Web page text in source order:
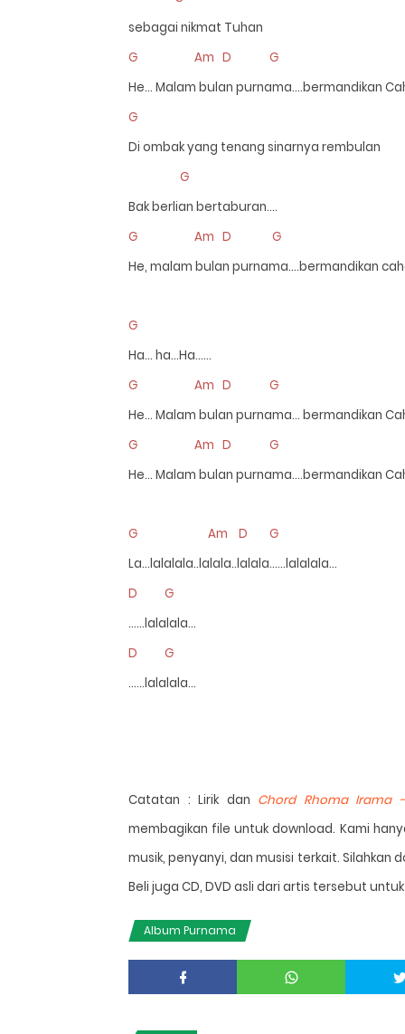
sebagai nikmat Tuhan
G Am D G
He… Malam bulan purnama….bermandikan
G
Di ombak yang tenang sinarnya rembulan
G
Bak berlian bertaburan….
G Am D G
He, malam bulan purnama….bermandikan
G
Ha… ha…Ha……
G Am D G
He… Malam bulan purnama… bermandikan
G Am D G
He… Malam bulan purnama.…bermandikan
G Am D G
La…lalalala..lalala..lalala……lalalala…
D G
……lalalala…
D G
……lalalala…
Catatan : Lirik dan Chord Rhoma Irama
membagikan file untuk download. Kami
musik, penyanyi, dan musisi terkait. Silahkan
Beli juga CD, DVD asli dari artis tersebut
Album Purnama